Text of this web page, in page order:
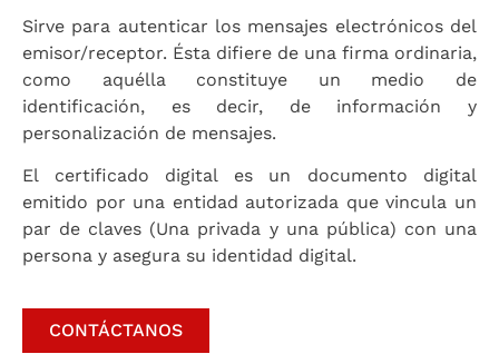
Sirve para autenticar los mensajes electrónicos del
emisor/receptor. Ésta difiere de una firma ordinaria,
como aquélla constituye un medio de
identificación, es decir, de información y
personalización de mensajes.
El certificado digital es un documento digital
emitido por una entidad autorizada que vincula un
par de claves (Una privada y una pública) con una
persona y asegura su identidad digital.
CONTÁCTANOS